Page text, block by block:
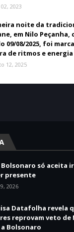
2023
noite da
em Nilo Peçanha,
09/08/2025, foi
de ritmos e
12, 2025
Bolsonaro só aceita
presente
2026
Datafolha revela
reprovam veto de
a Bolsonaro